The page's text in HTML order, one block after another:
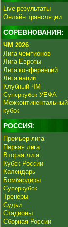
Live-результаты
Онлайн трансляции
СОРЕВНОВАНИЯ:
ЧМ 2026
Лига чемпионов
Лига Европы
Лига конференций
Лига наций
Клубный ЧМ
Суперкубок УЕФА
Межконтинентальный
кубок
РОССИЯ:
Премьер-лига
Первая лига
Вторая лига
Кубок России
Календарь
Бомбардиры
Суперкубок
Тренеры
Судьи
Стадионы
Сборная России